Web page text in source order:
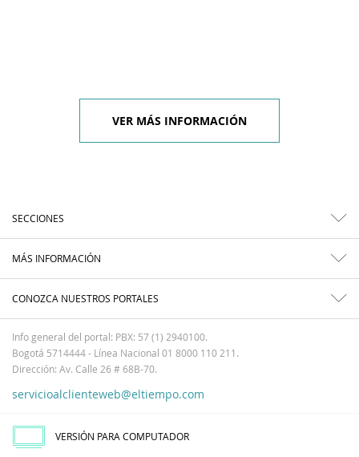
VER MÁS INFORMACIÓN
SECCIONES
MÁS INFORMACIÓN
CONOZCA NUESTROS PORTALES
Info general del portal: PBX: 57 (1) 2940100.
Bogotá 5714444 - Línea Nacional 01 8000 110 211.
Dirección: Av. Calle 26 # 68B-70.
servicioalclienteweb@eltiempo.com
VERSIÓN PARA COMPUTADOR